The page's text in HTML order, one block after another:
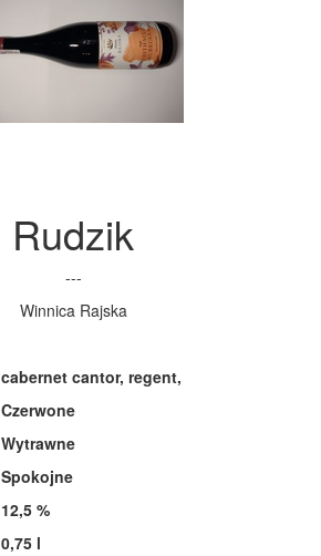
Rudzik
---
Winnica Rajska
cabernet cantor, regent,
Czerwone
Wytrawne
Spokojne
12,5 %
0,75 l